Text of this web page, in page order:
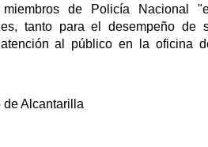
de Policía Nacional
tanto para el desempeño de
al público en la oficina
Alcantarilla